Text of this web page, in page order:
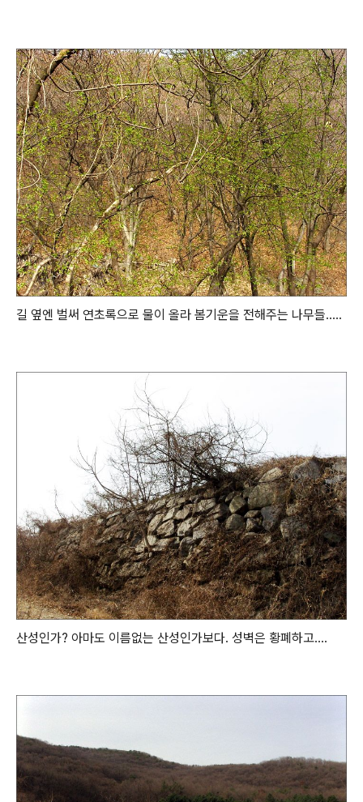
길 옆엔 벌써 연초록으로 물이 올라 봄기운을 전해주는 나무들.....
산성인가? 아마도 이름없는 산성인가보다. 성벽은 황폐하고....